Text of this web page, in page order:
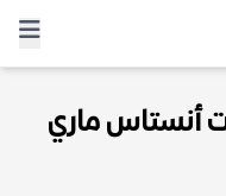
أنستاس ماري